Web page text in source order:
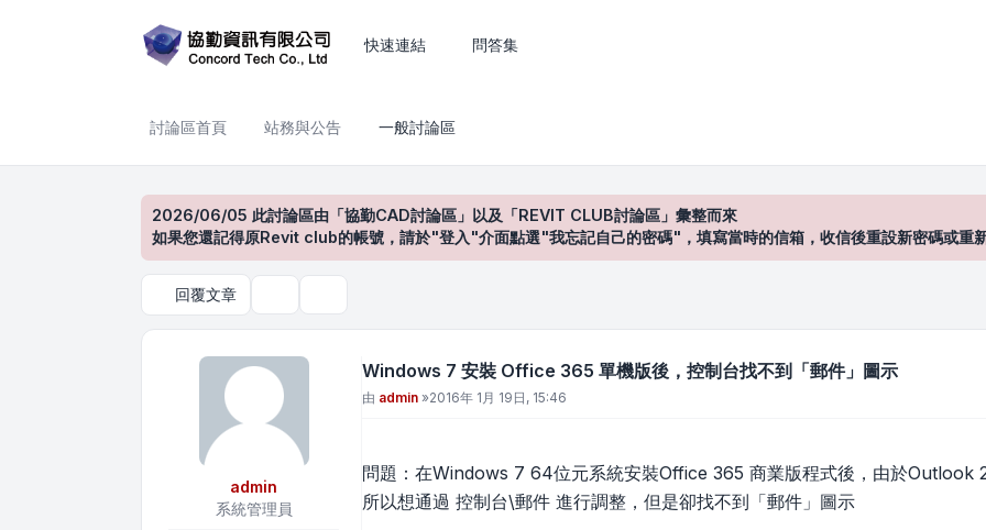
快速連結 問答集
討論區首頁 站務與公告 一般討論區
2026/06/05 此討論區由「協勤CAD討論區」以及「REVIT CLUB討論區」彙整而來
如果您還記得原Revit club的帳號，請於"登入"介面點選"我忘記自己的密碼"，填寫當時的信箱，收信後重設新密碼或重
回覆文章
admin
系統管理員
Windows 7 安裝 Office 365 單機版後，控制台找不到「郵件」圖示
文章
由 admin »2016年 1月 19日, 15:46
問題：在Windows 7 64位元系統安裝Office 365 商業版程式後，由於Outlook
所以想通過 控制台\郵件 進行調整，但是卻找不到「郵件」圖示